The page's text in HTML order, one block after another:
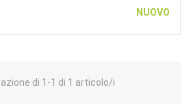
NUOVO
di 1-1 di 1 articolo/i